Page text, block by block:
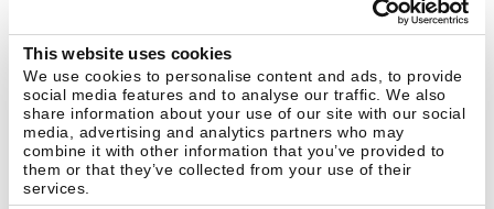
This website uses cookies
We use cookies to personalise content and ads, to provide
social media features and to analyse our traffic. We also
share information about your use of our site with our social
media, advertising and analytics partners who may
combine it with other information that you’ve provided to
them or that they’ve collected from your use of their
services.
Politique de confidentialité
Politique anticorruption
Contrat de licence grand public
Contrat de licence entreprises
Cookies
Nous contacter À propos Partenaires Blog Communiqués de presse
Securelist Eugene Personal Blog Encyclopédie de Kaspersky